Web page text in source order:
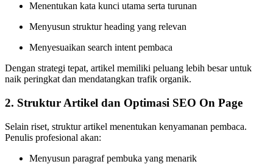
Menentukan kata kunci utama serta turunan
Menyusun struktur heading yang relevan
Menyesuaikan search intent pembaca
Dengan strategi tepat, artikel memiliki peluang lebih besar untuk
naik peringkat dan mendatangkan trafik organik.
2. Struktur Artikel dan Optimasi SEO On Page
Selain riset, struktur artikel menentukan kenyamanan pembaca.
Penulis profesional akan:
Menyusun paragraf pembuka yang menarik